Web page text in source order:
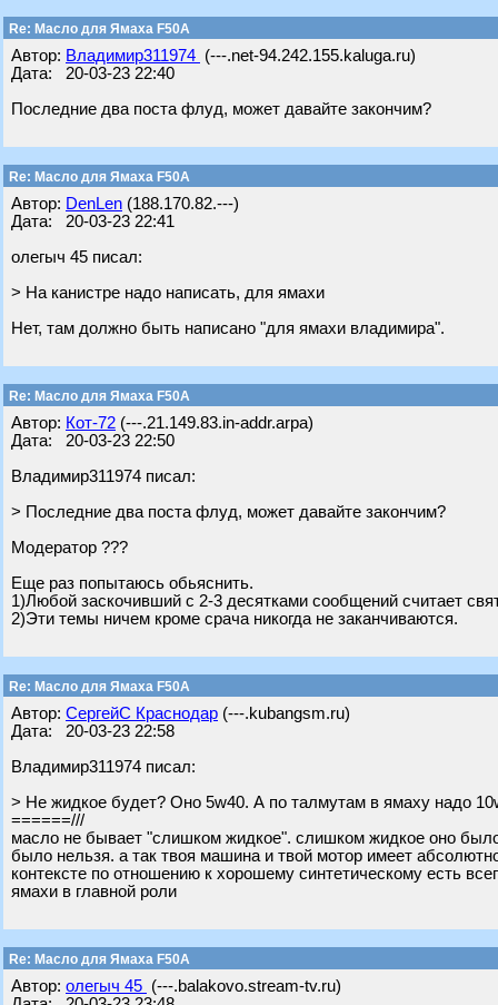
Re: Масло для Ямаха F50A
Автор: Владимир311974 (---.net-94.242.155.kaluga.ru)
Дата: 20-03-23 22:40
Последние два поста флуд, может давайте закончим?
Re: Масло для Ямаха F50A
Автор: DenLen (188.170.82.---)
Дата: 20-03-23 22:41
олегыч 45 писал:
> На канистре надо написать, для ямахи
Нет, там должно быть написано "для ямахи владимира".
Re: Масло для Ямаха F50A
Автор: Кот-72 (---.21.149.83.in-addr.arpa)
Дата: 20-03-23 22:50
Владимир311974 писал:
> Последние два поста флуд, может давайте закончим?
Модератор ???
Еще раз попытаюсь обьяснить.
1)Любой заскочивший с 2-3 десятками сообщений считает
2)Эти темы ничем кроме срача никогда не заканчиваются.
Re: Масло для Ямаха F50A
Автор: СергейС Краснодар (---.kubangsm.ru)
Дата: 20-03-23 22:58
Владимир311974 писал:
> Не жидкое будет? Оно 5w40. А по талмутам в ямаху надо
======///
масло не бывает "слишком жидкое". слишком жидкое оно
было нельзя. а так твоя машина и твой мотор имеет
контексте по отношению к хорошему синтетическому есть
ямахи в главной роли
Re: Масло для Ямаха F50A
Автор: олегыч 45 (---.balakovo.stream-tv.ru)